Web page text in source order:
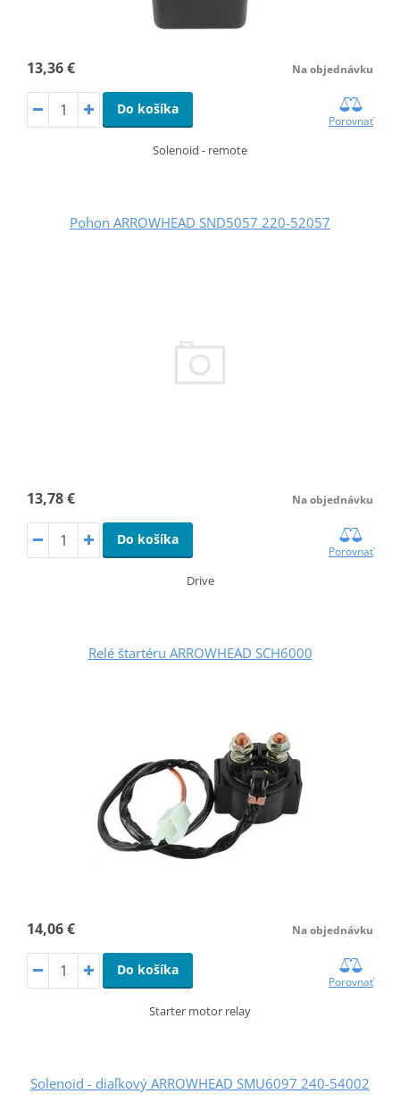
13,36 € Na objednávku
Do košíka
Porovnať
Solenoid - remote
Pohon ARROWHEAD SND5057 220-52057
13,78 € Na objednávku
Do košíka
Porovnať
Drive
Relé štartéru ARROWHEAD SCH6000
14,06 € Na objednávku
Do košíka
Porovnať
Starter motor relay
Solenoid - diaľkový ARROWHEAD SMU6097 240-54002